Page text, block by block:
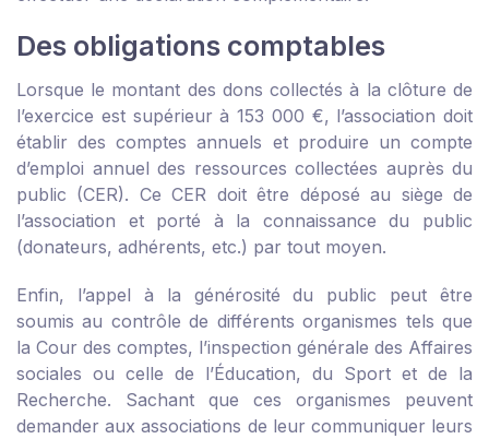
Des obligations comptables
Lorsque le montant des dons collectés à la clôture de
l’exercice est supérieur à 153 000 €, l’association doit
établir des comptes annuels et produire un compte
d’emploi annuel des ressources collectées auprès du
public (CER). Ce CER doit être déposé au siège de
l’association et porté à la connaissance du public
(donateurs, adhérents, etc.) par tout moyen.
Enfin, l’appel à la générosité du public peut être
soumis au contrôle de différents organismes tels que
la Cour des comptes, l’inspection générale des Affaires
sociales ou celle de l’Éducation, du Sport et de la
Recherche. Sachant que ces organismes peuvent
demander aux associations de leur communiquer leurs